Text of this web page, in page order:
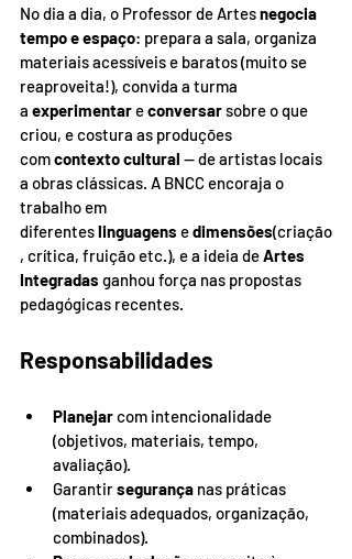
No dia a dia, o Professor de Artes negocia
tempo e espaço: prepara a sala, organiza
materiais acessíveis e baratos (muito se
reaproveita!), convida a turma
a experimentar e conversar sobre o que
criou, e costura as produções
com contexto cultural — de artistas locais
a obras clássicas. A BNCC encoraja o
trabalho em
diferentes linguagens e dimensões(criação
, crítica, fruição etc.), e a ideia de Artes
Integradas ganhou força nas propostas
pedagógicas recentes.
Responsabilidades
Planejar com intencionalidade
(objetivos, materiais, tempo,
avaliação).
Garantir segurança nas práticas
(materiais adequados, organização,
combinados).